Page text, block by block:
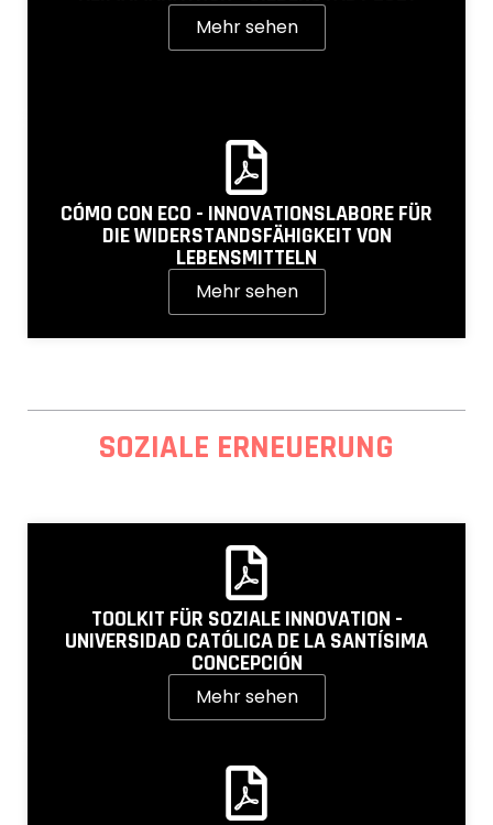
Mehr sehen
CÓMO CON ECO - INNOVATIONSLABORE FÜR
DIE WIDERSTANDSFÄHIGKEIT VON
LEBENSMITTELN
Mehr sehen
SOZIALE ERNEUERUNG
TOOLKIT FÜR SOZIALE INNOVATION -
UNIVERSIDAD CATÓLICA DE LA SANTÍSIMA
CONCEPCIÓN
Mehr sehen